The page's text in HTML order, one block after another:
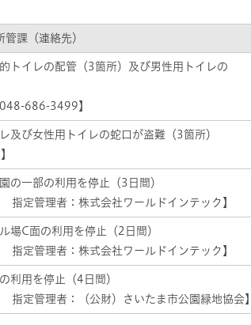
管課（連絡先）
トイレの配管（3箇所）及び男性用トイレの
686-3499】
及び女性用トイレの蛇口が盗難（3箇所）
の一部の利用を停止（3日間）
管理者：株式会社ワールドインテック】
場C面の利用を停止（2日間）
管理者：株式会社ワールドインテック】
利用を停止（4日間）
管理者：（公財）さいたま市公園緑地協会】